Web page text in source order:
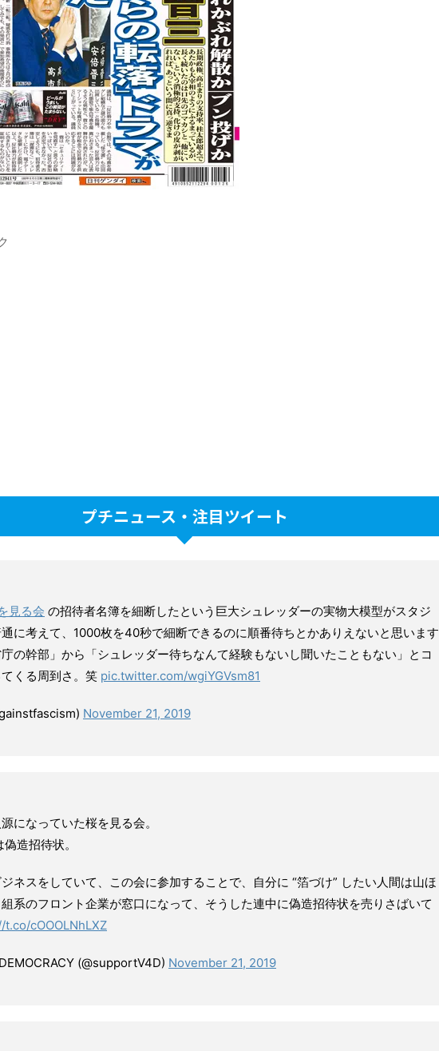
プチニュース・注目ツイート
見る会 の招待者名簿を細断したという巨大シュレッダーの実物大模型がスタジ
に考えて、1000枚を40秒で細断できるのに順番待ちとかありえないと思います
の幹部」から「シュレッダー待ちなんて経験もないし聞いたこともない」とコ
くる周到さ。笑 pic.twitter.com/wgiYGVsm81
November 21, 2019
になっていた桜を見る会。
造招待状。
ジネスをしていて、この会に参加することで、自分に “箔づけ” したい人間は山ほ
系のフロント企業が窓口になって、そうした連中に偽造招待状を売りさばいて
t.co/cOOOLNhLXZ
(@supportV4D) November 21, 2019